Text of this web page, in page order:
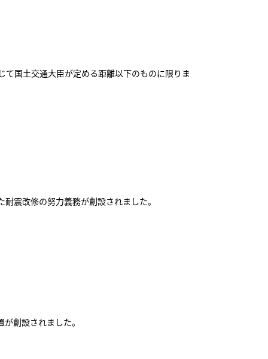
国土交通大臣が定める距離以下のものに限りま
震改修の努力義務が創設されました。
創設されました。